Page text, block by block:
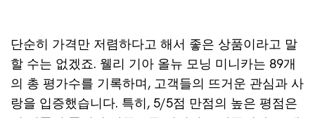
단순히 가격만 저렴하다고 해서 좋은 상품이라고 말
할 수는 없겠죠. 웰리 기아 올뉴 모닝 미니카는 89개
의 총 평가수를 기록하며, 고객들의 뜨거운 관심과 사
랑을 입증했습니다. 특히, 5/5점 만점의 높은 평점은